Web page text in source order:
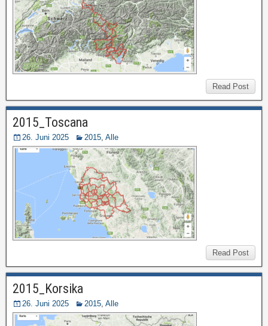
Read Post
2015_Toscana
26. Juni 2025 2015, Alle
Read Post
2015_Korsika
26. Juni 2025 2015, Alle